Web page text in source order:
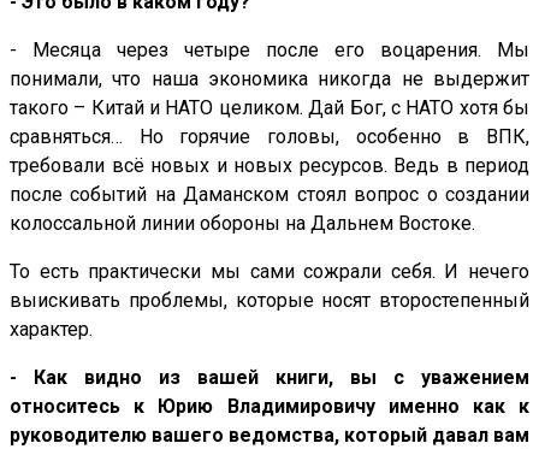
- Месяца через четыре после его воцарения. Мы
понимали, что наша экономика никогда не выдержит
такого – Китай и НАТО целиком. Дай Бог, с НАТО хотя бы
сравняться… Но горячие головы, особенно в ВПК,
требовали всё новых и новых ресурсов. Ведь в период
после событий на Даманском стоял вопрос о создании
колоссальной линии обороны на Дальнем Востоке.
То есть практически мы сами сожрали себя. И нечего
выискивать проблемы, которые носят второстепенный
характер.
- Как видно из вашей книги, вы с уважением
относитесь к Юрию Владимировичу именно как к
руководителю вашего ведомства, который давал вам